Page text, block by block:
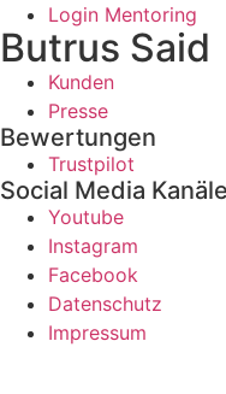
Login Mentoring
Butrus Said
Kunden
Presse
Bewertungen
Trustpilot
Social Media Kanäle
Youtube
Instagram
Facebook
Datenschutz
Impressum